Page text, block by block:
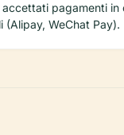
accettati pagamenti in
(Alipay, WeChat Pay).